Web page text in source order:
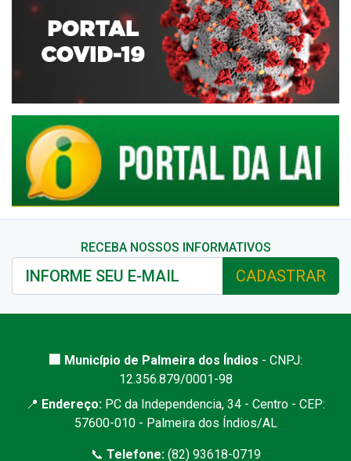
RECEBA NOSSOS INFORMATIVOS
CADASTRAR
🏢 Município de Palmeira dos Índios - CNPJ:
12.356.879/0001-98
📍 Endereço: PC da Independencia, 34 - Centro - CEP:
57600-010 - Palmeira dos Índios/AL
📞 Telefone:(82) 93618-0719